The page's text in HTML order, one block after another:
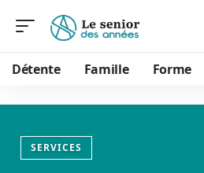
Détente Famille Forme
SERVICES